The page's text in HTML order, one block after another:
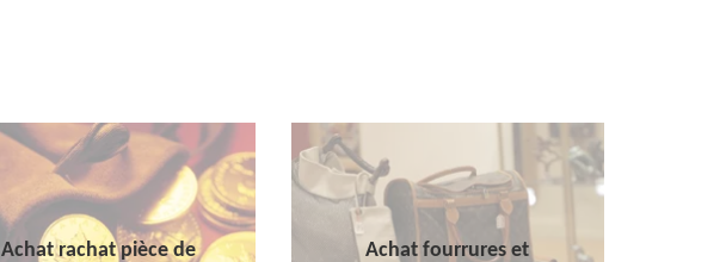
Achat rachat pièce de
Achat fourrures et